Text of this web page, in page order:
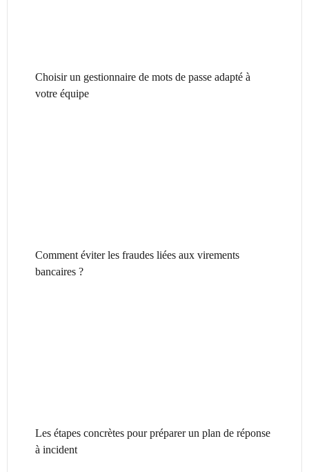
Choisir un gestionnaire de mots de passe adapté à
votre équipe
Comment éviter les fraudes liées aux virements
bancaires ?
Les étapes concrètes pour préparer un plan de réponse
à incident